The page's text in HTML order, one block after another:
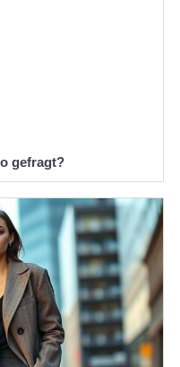
gefragt?